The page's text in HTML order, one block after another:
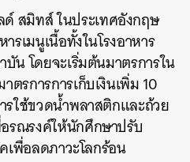
ด์สมิทส์ในประเทศอังกฤษ
รเมนูเนื้อทั้งในโรงอาหาร
บันโดยจะเริ่มต้นมาตรการใน
ตรการการเก็บเงินเพิ่ม10
รใช้ขวดน้ำพลาสติกและถ้วย
รณรงค์ให้นักศึกษาปรับ
เพื่อลดภาวะโลกร้อน